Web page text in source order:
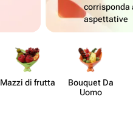
corrisponda
aspettative
Mazzi di frutta
Bouquet Da
Uomo